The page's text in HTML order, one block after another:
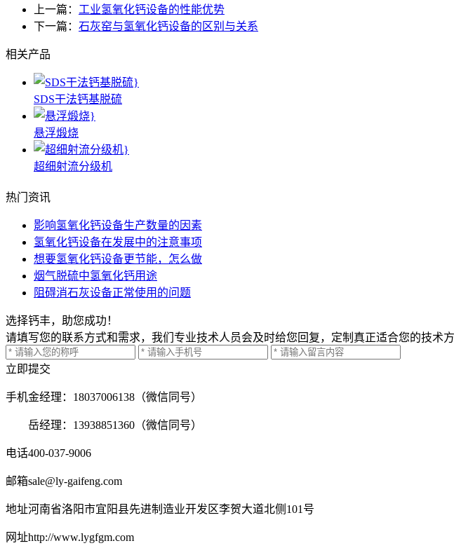
上一篇： 工业氢氧化钙设备的性能优势
下一篇： 石灰窑与氢氧化钙设备的区别与关系
相关产品
SDS干法钙基脱硫
悬浮煅烧
超细射流分级机
热门资讯
影响氢氧化钙设备生产数量的因素
氢氧化钙设备在发展中的注意事项
想要氢氧化钙设备更节能，怎么做
烟气脱硫中氢氧化钙用途
阻碍消石灰设备正常使用的问题
选择钙丰，助您成功！
请填写您的联系方式和需求，我们专业技术人员会及时给您回复，定制真正适合您的技术方
立即提交
手机金经理：18037006138（微信同号）
岳经理：13938851360（微信同号）
电话400-037-9006
邮箱sale@ly-gaifeng.com
地址河南省洛阳市宜阳县先进制造业开发区李贺大道北侧101号
网址http://www.lygfgm.com